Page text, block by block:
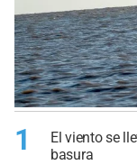
1
El viento se
basura